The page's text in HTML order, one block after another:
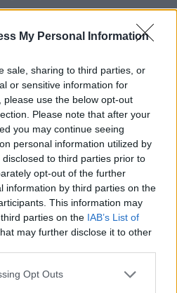
My Personal Information
sale, sharing to third parties, or
or sensitive information for
use the below opt-out
Please note that after your
you may continue seeing
personal information utilized by
to third parties prior to
opt-out of the further
information by third parties on the
This information may
parties on the IAB’s List of
may further disclose it to other
Opt Outs
περιόδου εφαρμόζεται η προληπτική
Σεπτεμβρίου
τη Γαλλία και την Ισπανία
ευρωπαϊκών κρασιών
ειδικών για ένα πιο λαμπερό